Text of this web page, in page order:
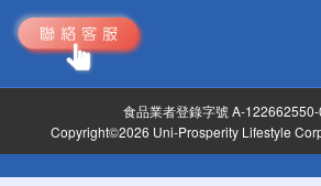
食品業者登錄字號 A-
Copyright©2026 Uni-Prosperity Lifestyle